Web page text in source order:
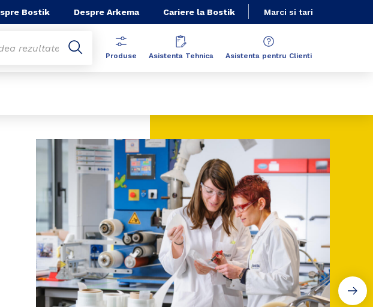
Bostik Despre Arkema Cariere la Bostik Marci si tari
Produse Asistenta Tehnica Asistenta pentru Clienti